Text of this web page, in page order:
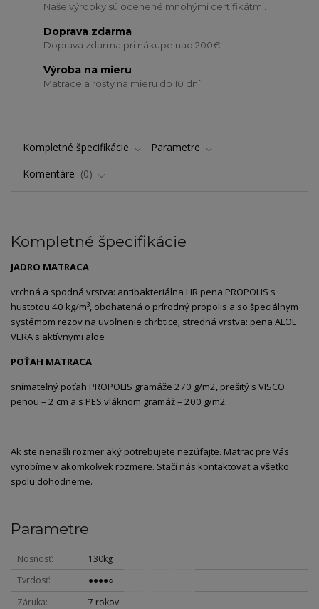
Naše výrobky sú ocenené mnohými certifikátmi.
Doprava zdarma
Doprava zdarma pri nákupe nad 200€
Výroba na mieru
Matrace a rošty na mieru do 10 dní
Kompletné špecifikácie
Parametre
Komentáre
0
Kompletné špecifikácie
JADRO MATRACA
vrchná a spodná vrstva: antibakteriálna HR pena PROPOLIS s
hustotou 40 kg/m³, obohatená o prírodný propolis a so špeciálnym
systémom rezov na uvoľnenie chrbtice; stredná vrstva: pena ALOE
VERA s aktívnymi aloe
POŤAH MATRACA
snímateľný poťah PROPOLIS gramáže 270 g/m2, prešitý s VISCO
penou – 2 cm a s PES vláknom gramáž – 200 g/m2
Ak ste nenašli rozmer aký potrebujete nezúfajte. Matrac pre Vás
vyrobíme v akomkoľvek rozmere. Stačí nás kontaktovať a všetko
spolu dohodneme.
Parametre
Nosnosť
130kg
Tvrdosť
●●●●○
Záruka
7 rokov